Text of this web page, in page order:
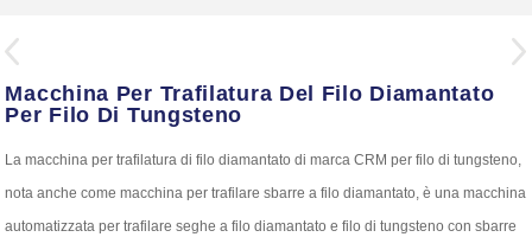
Macchina Per Trafilatura Del Filo Diamantato
Per Filo Di Tungsteno
La macchina per trafilatura di filo diamantato di marca CRM per filo di tungsteno,
nota anche come macchina per trafilare sbarre a filo diamantato, è una macchina
automatizzata per trafilare seghe a filo diamantato e filo di tungsteno con sbarre